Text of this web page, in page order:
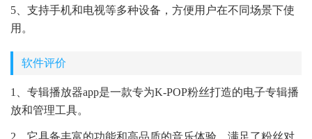
5、支持手机和电视等多种设备，方便用户在不同场景下使
用。
软件评价
1、专辑播放器app是一款专为K-POP粉丝打造的电子专辑播
放和管理工具。